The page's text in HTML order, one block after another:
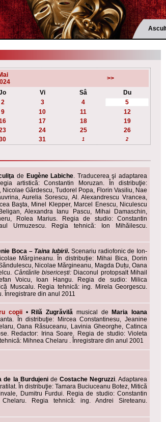
>>
Vi Sâ Du
2 3 4
5
9 10 11
12
17 18
19
24 25
26
31 1 2
de Eugène Labiche. Traducerea şi adaptarea
artistică: Constantin Moruzan. În distribuţie:
Gărdescu, Tudorel Popa, Florin Vasiliu, Nae
Aurelia Sorescu, Al. Alexandrescu Vrancea,
Başta, Minel Klepper, Marcel Enescu, Niculescu
Alexandra Ianu Pascu, Mihai Damaschin,
Rolea Marius. Regia de studio: Constantin
Urmuzescu. Regia tehnică: Ion Mihăilescu.
Boca – Taina Iubirii. Scenariu radiofonic de Ion-
Mărgineanu. În distribuție: Mihai Bica, Dorin
Nicolae Mărgineanu, Magda Duțu, Oana
Cântările bisericești:Diaconul protopsalt Mihail
Voicu, Ioan Hangu. Regia de sudio: Milica
Muscalu. Regia tehnică: ing. Mirela Georgescu.
Înregistrare din anul 2011
copii • Rilă Zugrăvilă musical de
Maria Ioana
În distribuţie: Mircea Constantinesu, Jeanine
Oana Răsuceanu, Lavinia Gheorghe, Catinca
Redactor: Irina Soare. Regia de studio: Violeta
Mihnea Chelaru . Înregistrare din anul 2001
de la Burdujenide Costache Negruzzi. Adaptarea
În distribuţie: Tamara Buciuceanu Botez, Mitică
Dumitru Furdui. Regia de studio: Constantin
Regia tehnică: ing. Andrei Sireteanu.